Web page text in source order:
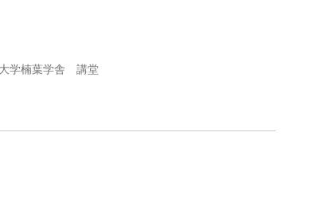
大学楠葉学舎 講堂